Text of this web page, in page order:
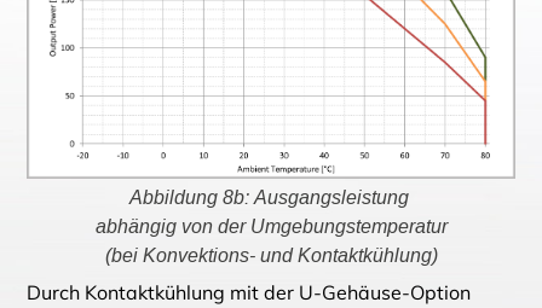
Abbildung 8b: Ausgangsleistung
abhängig von der Umgebungstemperatur
(bei Konvektions- und Kontaktkühlung)
Durch Kontaktkühlung mit der U-Gehäuse-Option